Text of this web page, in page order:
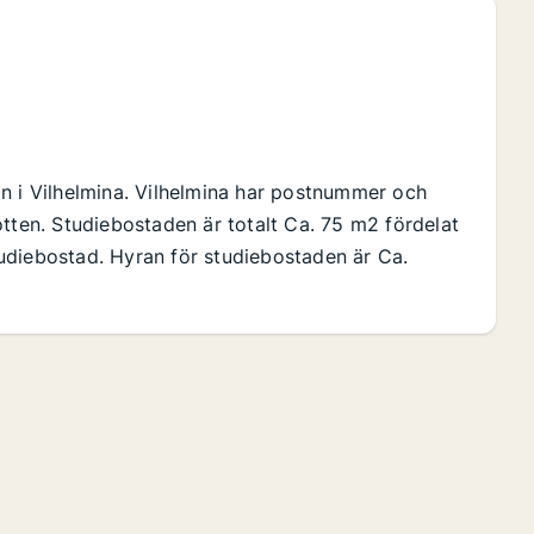
i Vilhelmina. Vilhelmina har postnummer och
Studiebostaden är totalt Ca. 75 m2 fördelat
Hyran för studiebostaden är Ca.